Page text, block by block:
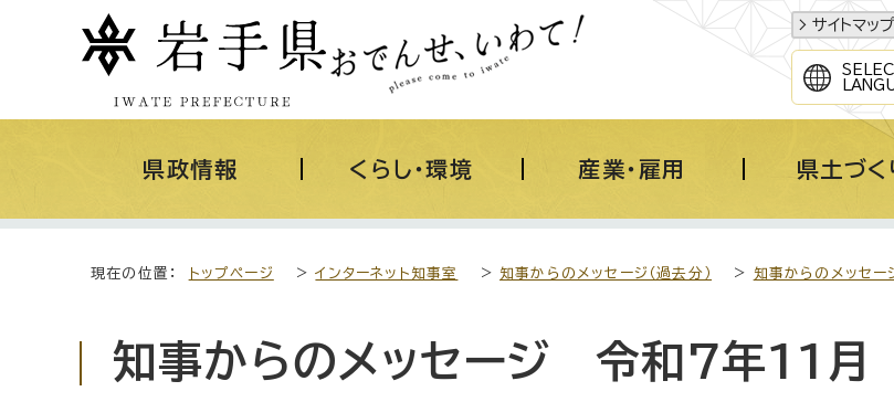
サイトマップ
県政情報 くらし・環境 産業・雇用 県土づく
現在の位置： トップページ >インターネット知事室 >知事からのメッセージ（過去分） > 知事からのメッセ
知事からのメッセージ 令和7年11月